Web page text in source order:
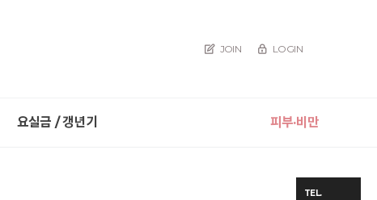
JOIN LOGIN
요실금 / 갱년기 피부·비만
TEL.